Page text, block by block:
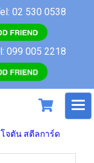
02 530 0538
099 005 2218
โจตัน สตีลการ์ด